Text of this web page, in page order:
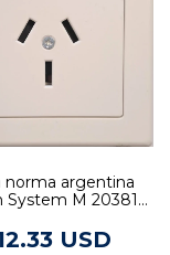
norma argentina
System M 203819
USD